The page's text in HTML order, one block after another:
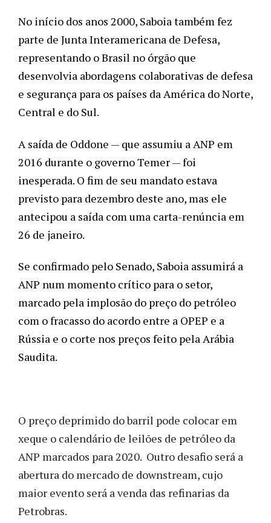
No início dos anos 2000, Saboia também fez
parte de Junta Interamericana de Defesa,
representando o Brasil no órgão que
desenvolvia abordagens colaborativas de defesa
e segurança para os países da América do Norte,
Central e do Sul.
A saída de Oddone — que assumiu a ANP em
2016 durante o governo Temer — foi
inesperada. O fim de seu mandato estava
previsto para dezembro deste ano, mas ele
antecipou a saída com uma carta-renúncia em
26 de janeiro.
Se confirmado pelo Senado, Saboia assumirá a
ANP num momento crítico para o setor,
marcado pela implosão do preço do petróleo
com o fracasso do acordo entre a OPEP e a
Rússia e o corte nos preços feito pela Arábia
Saudita.
O preço deprimido do barril pode colocar em
xeque o calendário de leilões de petróleo da
ANP marcados para 2020. Outro desafio será a
abertura do mercado de downstream, cujo
maior evento será a venda das refinarias da
Petrobras.